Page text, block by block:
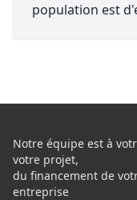
population est
Notre équipe est à
votre projet,
du financement de
entreprise